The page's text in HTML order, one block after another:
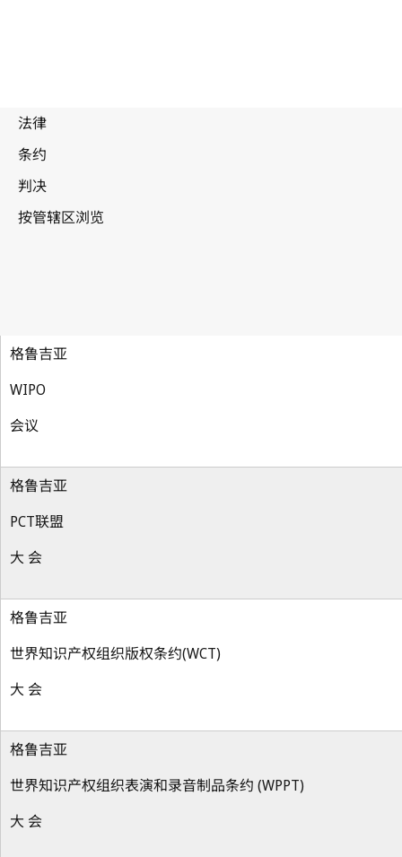
格鲁吉亚
WIPO
会议
格鲁吉亚
PCT联盟
大 会
格鲁吉亚
世界知识产权组织版权条约(WCT)
大 会
格鲁吉亚
世界知识产权组织表演和录音制品条约 (WPPT)
大 会